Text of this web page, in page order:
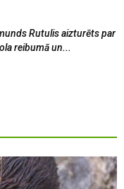
Rutulis aizturēts par
reibumā un...